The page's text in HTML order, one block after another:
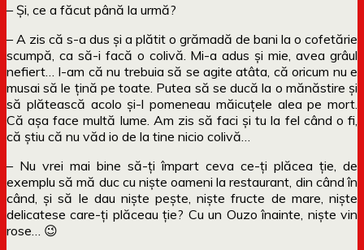
– Și, ce a făcut până la urmă?
– A zis că s-a dus și a plătit o grămadă de bani la o cofetărie
scumpă, ca să-i facă o colivă. Mi-a adus și mie, avea grâul
nefiert… I-am că nu trebuia să se agite atâta, că oricum nu e
musai să le țină pe toate. Putea să se ducă la o mănăstire și
să plătească acolo și-l pomeneau măicuțele alea pe mort.
Că așa face multă lume. Am zis să faci și tu la fel când o fi,
că știu că nu văd io de la tine nicio colivă…
– Nu vrei mai bine să-ți împart ceva ce-ți plăcea ție, de
exemplu să mă duc cu niște oameni la restaurant, din când în
când, și să le dau niște pește, niște fructe de mare, niște
delicatese care-ți plăceau ție? Cu un Ouzo înainte, niște vin
rose… 😉